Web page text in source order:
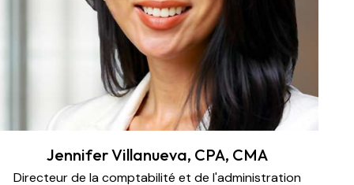
Jennifer Villanueva, CPA, CMA
Directeur de la comptabilité et de l'administration